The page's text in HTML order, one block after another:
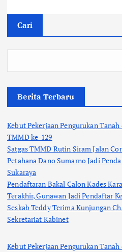
Cari
Berita Terbaru
Kebut Pekerjaan Pengurukan Tanah
TMMD ke-129
Satgas TMMD Rutin Siram Jalan
Petahana Dano Sumarno Jadi
Sukaraya
Pendaftaran Bakal Calon Kades
Terakhir, Gunawan Jadi Pendaftar
Seskab Teddy Terima Kunjungan
Sekretariat Kabinet
Kebut Pekerjaan Pengurukan Tanah